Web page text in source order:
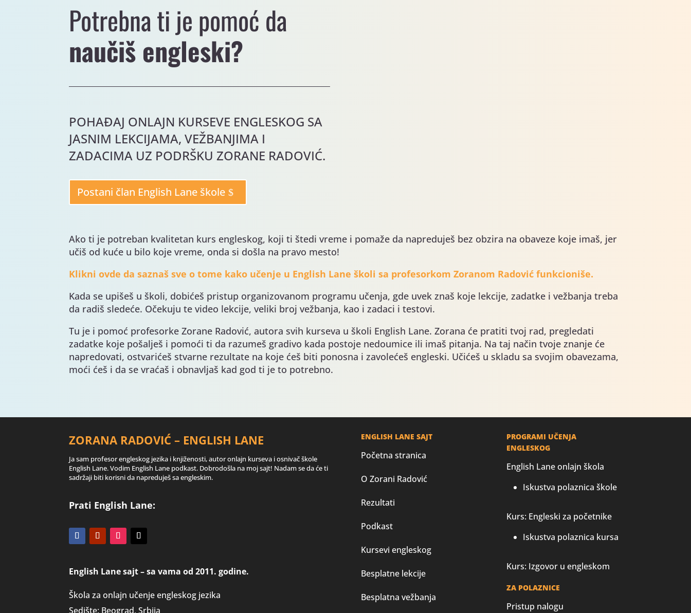
Potrebna ti je pomoć da
naučiš engleski?
POHAĐAJ ONLAJN KURSEVE ENGLESKOG SA
JASNIM LEKCIJAMA, VEŽBANJIMA I
ZADACIMA UZ PODRŠKU ZORANE RADOVIĆ.
Postani član English Lane škole
Ako ti je potreban kvalitetan kurs engleskog, koji ti štedi vreme i pomaže da napreduješ bez obzira na obaveze koje imaš, jer
učiš od kuće u bilo koje vreme, onda si došla na pravo mesto!
Klikni ovde da saznaš sve o tome kako učenje u English Lane školi sa profesorkom Zoranom Radović funkcioniše.
Kada se upišeš u školi, dobićeš pristup organizovanom programu učenja, gde uvek znaš koje lekcije, zadatke i vežbanja treba
da radiš sledeće. Očekuju te video lekcije, veliki broj vežbanja, kao i zadaci i testovi.
Tu je i pomoć profesorke Zorane Radović, autora svih kurseva u školi English Lane. Zorana će pratiti tvoj rad, pregledati
zadatke koje pošalješ i pomoći ti da razumeš gradivo kada postoje nedoumice ili imaš pitanja. Na taj način tvoje znanje će
napredovati, ostvarićeš stvarne rezultate na koje ćeš biti ponosna i zavolećeš engleski. Učićeš u skladu sa svojim obavezama,
moći ćeš i da se vraćaš i obnavljaš kad god ti je to potrebno.
ZORANA RADOVIĆ – ENGLISH LANE
Ja sam profesor engleskog jezika i knjiženosti, autor onlajn kurseva i osnivač škole
English Lane. Vodim English Lane podkast. Dobrodošla na moj sajt! Nadam se da će ti
sadržaji biti korisni da napreduješ sa engleskim.
Prati English Lane:
English Lane sajt – sa vama od 2011. godine.
Škola za onlajn učenje engleskog jezika
Sedište: Beograd, Srbija
ENGLISH LANE SAJT
Početna stranica
O Zorani Radović
Rezultati
Podkast
Kursevi engleskog
Besplatne lekcije
Besplatna vežbanja
PROGRAMI UČENJA
ENGLESKOG
English Lane onlajn škola
Iskustva polaznica škole
Kurs: Engleski za početnike
Iskustva polaznica kursa
Kurs: Izgovor u engleskom
ZA POLAZNICE
Pristup nalogu